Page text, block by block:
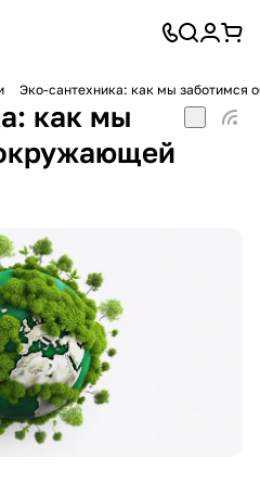
Эко-сантехника: как мы заботимся
как мы